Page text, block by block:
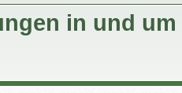
in und um